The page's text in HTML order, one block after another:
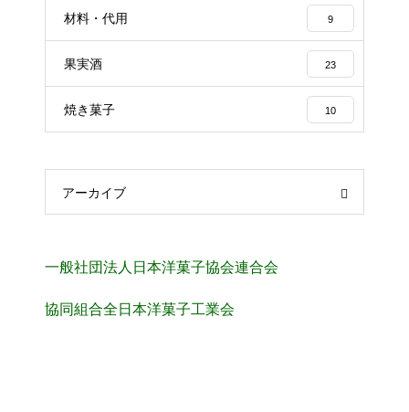
材料・代用 9
果実酒 23
焼き菓子 10
アーカイブ
一般社団法人日本洋菓子協会連合会
協同組合全日本洋菓子工業会